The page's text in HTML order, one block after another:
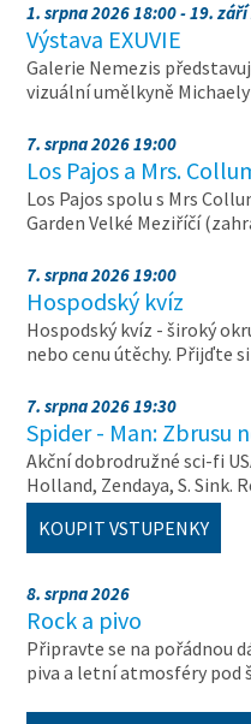
1. srpna 2026 18:00 - 19.
Výstava EXUVIE
Galerie Nemezis
vizuální umělkyně
7. srpna 2026 19:00
Los Pajos a Mrs.
Los Pajos spolu s Mrs
Garden Velké Meziříčí
7. srpna 2026 19:00
Hospodský kvíz
Hospodský kvíz - široký
nebo cenu útěchy. Přijďte
7. srpna 2026 19:30
Spider - Man: Zbrusu
Akční dobrodružné sci-fi
Holland, Zendaya, S. Sink.
KOUPIT VSTUPENKY
8. srpna 2026
Rock a pivo
Připravte se na pořádnou
piva a letní atmosféry